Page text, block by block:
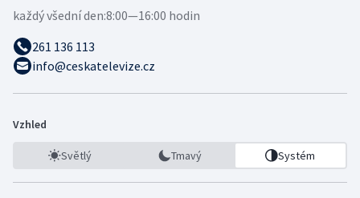
každý všední den:8:00—16:00 hodin
261 136 113
info@ceskatelevize.cz
Vzhled
Světlý Tmavý Systém